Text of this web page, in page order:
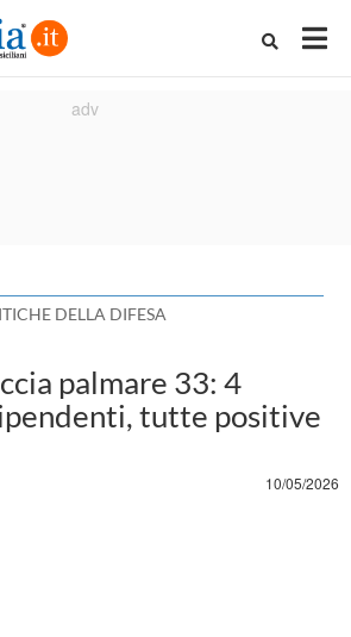
DELLA DIFESA
palmare 33: 4
tutte positive
10/05/2026